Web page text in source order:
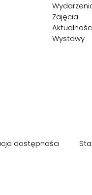
Zajęcia
Wystawy
dostępności